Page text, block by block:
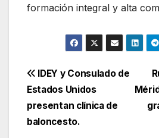
formación integral y alta
Navegación
de
entradas
IDEY y Consulado de
Estados Unidos
presentan clínica de
baloncesto.